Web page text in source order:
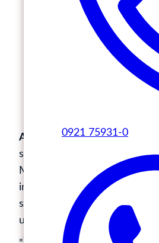
0921 75931-0
strukturiert und
nachvollziehbar sein.
Sie müssen Vertrauen
erkennbare Expertise,
textliche Autorität.
Und sie müssen
Auf den Punkt gebracht:
so gestaltet, dass sie für
Maschinen gleichermaßen
inhaltlichen Mehrwert
sichtbar. So (siehe Bild) wie
unserem eigenen Blogbeitrag
„digitales Termintool“